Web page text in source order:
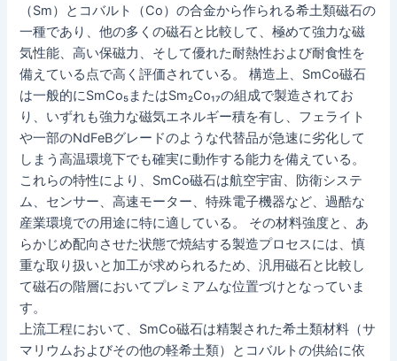
（Sm）とコバルト（Co）の合金から作られる希土類磁石の
一種であり、他の多くの磁石と比較して、極めて強力な磁
気性能、高い保磁力、そして優れた耐熱性および耐食性を
備えている点で高く評価されている。 構造上、SmCo磁石
は一般的にSmCo₅またはSm₂Co₁₇の組成で製造されてお
り、いずれも強力な磁気エネルギー積を有し、フェライト
や一部のNdFeBグレードのような代替品が急速に劣化して
しまう高温環境下でも確実に動作する能力を備えている。
これらの特性により、SmCo磁石は航空宇宙、防衛システ
ム、センサー、高速モーター、特殊電子機器など、過酷な
産業環境での用途に特に適している。 その材料強度と、あ
らかじめ配向させた状態で焼結する製造プロセスには、慎
重な取り扱いと加工が求められるため、汎用磁石と比較し
て磁石の階層においてプレミアムな位置づけとなっていま
す。
上流工程において、SmCo磁石は精製された希土類材料（サ
マリウムおよびその他の軽希土類）とコバルトの供給に依